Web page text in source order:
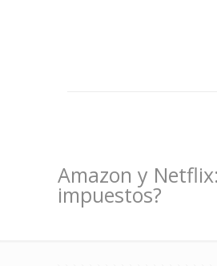
Amazon y
impuestos?